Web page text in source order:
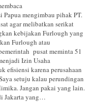
Papua mengimbau pihak PT.
agar melibatkan serikat
kebijakan Furlough yang
Furlough atau
pusat meminta 51
Izin Usaha
efisiensi karena perusahaan
setuju kalau perundingan
Jangan pakai yang lain.
Jakarta yang…